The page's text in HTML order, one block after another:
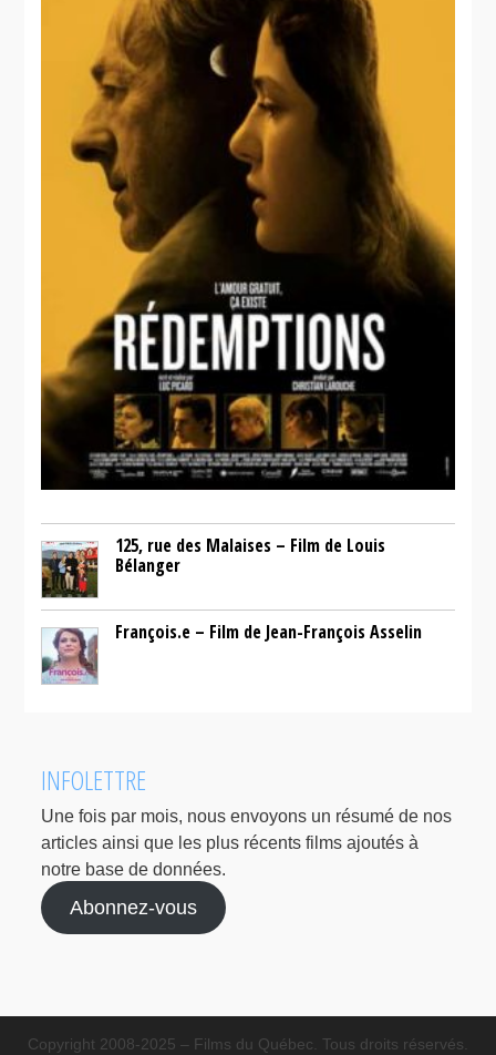
Whispering
125, rue des Malaises – Film de Louis
Bélanger
François.e – Film de Jean-François Asselin
INFOLETTRE
Une fois par mois, nous envoyons un résumé de nos
articles ainsi que les plus récents films ajoutés à
notre base de données.
Abonnez-vous
Copyright 2008-2025 – Films du Québec. Tous droits réservés.